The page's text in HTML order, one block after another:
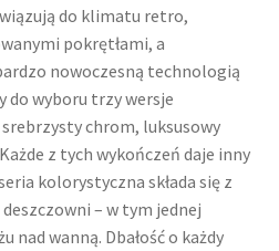
do klimatu retro,
pokrętłami, a
nowoczesną technologią
do wyboru trzy wersje
chrom, luksusowy
z tych wykończeń daje inny
kolorystyczna składa się z
– w tym jednej
nad wanną. Dbałość o każdy